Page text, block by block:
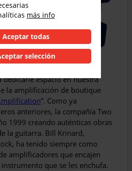
dedicarle espacio en nuestra
la amplificación de boutique
”. Como ya
anteriores, la compañía Two
1999 creando auténticas obras
la guitarra. Bill Krinard,
ha tenido siempre como
amplificadores que encajen
que se les enchufa.
más info
Aceptar todas
selección